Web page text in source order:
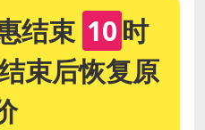
结束 10时
束后恢复原